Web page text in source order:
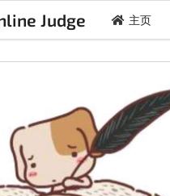
Judge 主页